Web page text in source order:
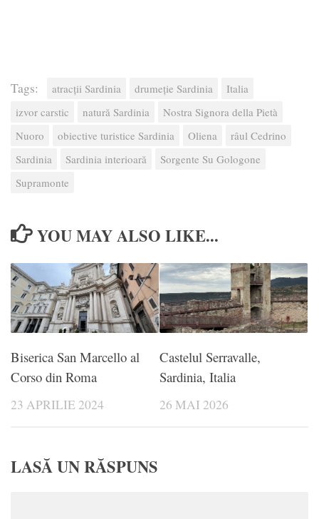
Tags: atracții Sardinia drumeție Sardinia
Italia
izvor carstic
natură Sardinia
Nostra Signora della Pietà
Nuoro
obiective turistice Sardinia Oliena
râul Cedrino
Sardinia
Sardinia interioară
Sorgente Su Gologone
Supramonte
YOU MAY ALSO LIKE...
Biserica San Marcello al
Corso din Roma
23 APRILIE 2024
Castelul Serravalle,
Sardinia, Italia
26 MAI 2026
LASĂ UN RĂSPUNS